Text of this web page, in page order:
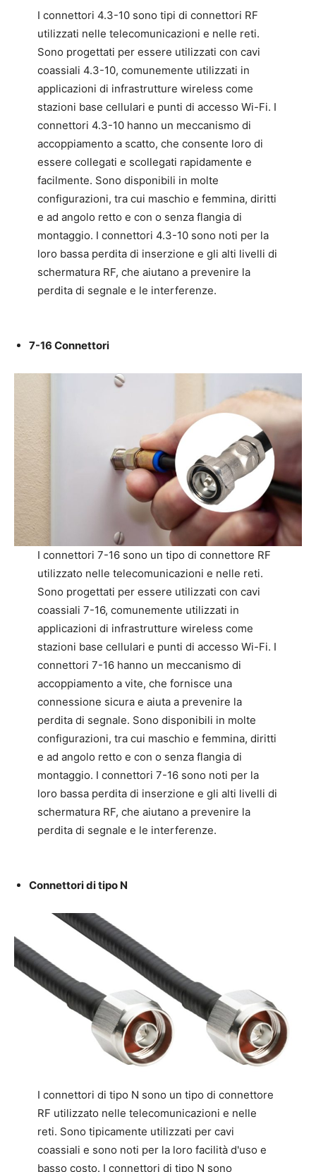
I connettori 4.3-10 sono tipi di connettori RF
utilizzati nelle telecomunicazioni e nelle reti.
Sono progettati per essere utilizzati con cavi
coassiali 4.3-10, comunemente utilizzati in
applicazioni di infrastrutture wireless come
stazioni base cellulari e punti di accesso Wi-Fi. I
connettori 4.3-10 hanno un meccanismo di
accoppiamento a scatto, che consente loro di
essere collegati e scollegati rapidamente e
facilmente. Sono disponibili in molte
configurazioni, tra cui maschio e femmina, diritti
e ad angolo retto e con o senza flangia di
montaggio. I connettori 4.3-10 sono noti per la
loro bassa perdita di inserzione e gli alti livelli di
schermatura RF, che aiutano a prevenire la
perdita di segnale e le interferenze.
7-16 Connettori
I connettori 7-16 sono un tipo di connettore RF
utilizzato nelle telecomunicazioni e nelle reti.
Sono progettati per essere utilizzati con cavi
coassiali 7-16, comunemente utilizzati in
applicazioni di infrastrutture wireless come
stazioni base cellulari e punti di accesso Wi-Fi. I
connettori 7-16 hanno un meccanismo di
accoppiamento a vite, che fornisce una
connessione sicura e aiuta a prevenire la
perdita di segnale. Sono disponibili in molte
configurazioni, tra cui maschio e femmina, diritti
e ad angolo retto e con o senza flangia di
montaggio. I connettori 7-16 sono noti per la
loro bassa perdita di inserzione e gli alti livelli di
schermatura RF, che aiutano a prevenire la
perdita di segnale e le interferenze.
Connettori di tipo N
I connettori di tipo N sono un tipo di connettore
RF utilizzato nelle telecomunicazioni e nelle
reti. Sono tipicamente utilizzati per cavi
coassiali e sono noti per la loro facilità d'uso e
basso costo. I connettori di tipo N sono